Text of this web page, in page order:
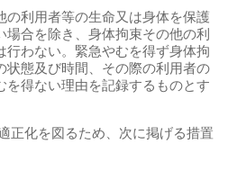
の利用者等の生命又は身体を保護
合を除き、身体拘束その他の利
行わない。緊急やむを得ず身体拘
状態及び時間、その際の利用者の
を得ない理由を記録するものとす
正化を図るため、次に掲げる措置